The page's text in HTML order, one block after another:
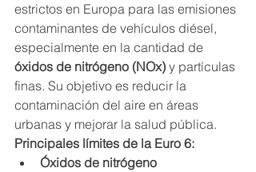
estrictos en Europa para las emisiones
contaminantes de vehículos diésel,
especialmente en la cantidad de
óxidos de nitrógeno (NOx) y partículas
finas. Su objetivo es reducir la
contaminación del aire en áreas
urbanas y mejorar la salud pública.
Principales límites de la Euro 6:
Óxidos de nitrógeno